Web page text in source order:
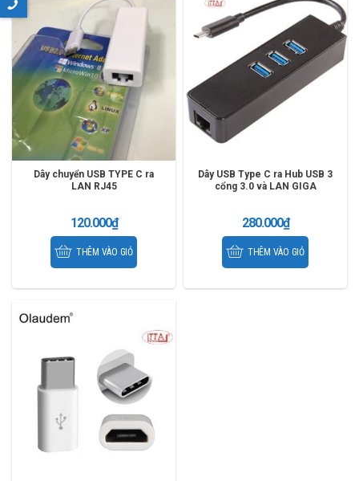
Dây chuyển USB TYPE C ra
LAN RJ45
120.000₫
THÊM VÀO GIỎ
Dây USB Type C ra Hub USB 3
cổng 3.0 và LAN GIGA
280.000₫
THÊM VÀO GIỎ